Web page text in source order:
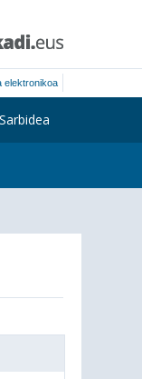
elektronikoa
Sarbidea